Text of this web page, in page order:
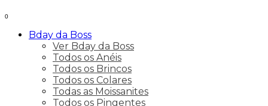
0
Bday da Boss
Ver Bday da Boss
Todos os Anéis
Todos os Brincos
Todos os Colares
Todas as Moissanites
Todos os Pingentes